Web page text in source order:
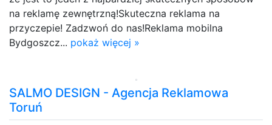
na reklamę zewnętrzną!Skuteczna reklama na
przyczepie! Zadzwoń do nas!Reklama mobilna
Bydgoszcz... pokaż więcej »
SALMO DESIGN - Agencja Reklamowa
Toruń